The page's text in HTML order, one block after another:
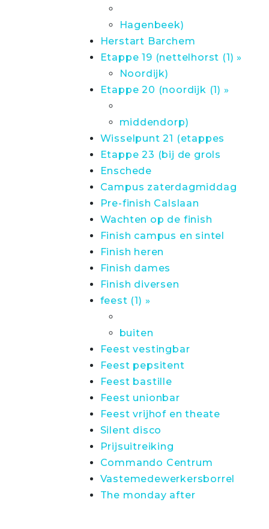
Hagenbeek)
Herstart Barchem
Etappe 19 (nettelhorst (1) »
Noordijk)
Etappe 20 (noordijk (1) »
middendorp)
Wisselpunt 21 (etappes
Etappe 23 (bij de grols
Enschede
Campus zaterdagmiddag
Pre-finish Calslaan
Wachten op de finish
Finish campus en sintel
Finish heren
Finish dames
Finish diversen
feest (1) »
buiten
Feest vestingbar
Feest pepsitent
Feest bastille
Feest unionbar
Feest vrijhof en theate
Silent disco
Prijsuitreiking
Commando Centrum
Vastemedewerkersborrel
The monday after